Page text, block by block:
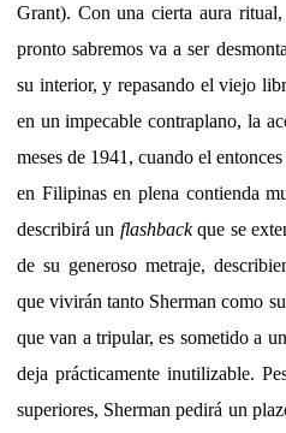
Grant). Con una cierta aura
pronto sabremos va a ser
su interior, y repasando el viejo
en un impecable contraplano, la
meses de 1941, cuando el
en Filipinas en plena contienda
describirá un flashbackque se
de su generoso metraje,
que vivirán tanto Sherman como
que van a tripular, es sometido a
deja prácticamente inutilizable.
superiores, Sherman pedirá un